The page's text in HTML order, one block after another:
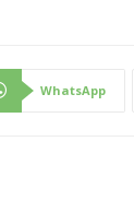
WhatsApp